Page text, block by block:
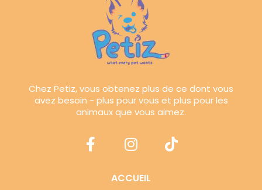
Chez Petiz, vous obtenez plus de ce dont vous
avez besoin - plus pour vous et plus pour les
animaux que vous aimez.
ACCUEIL